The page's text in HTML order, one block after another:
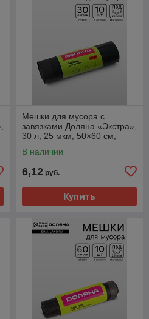
Мешки для мусора с
завязками Доляна «Экстра»,
30 л, 25 мкм, 50×60 см,
В наличии
6,12 руб.
Купить